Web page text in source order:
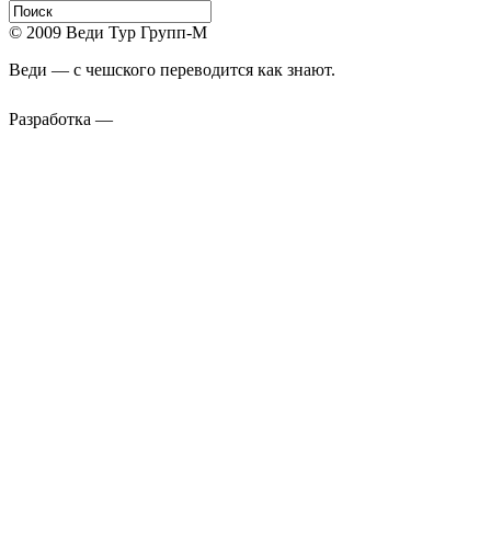
© 2009 Веди Тур Групп-М
Веди — с чешского переводится как знают.
Разработка —